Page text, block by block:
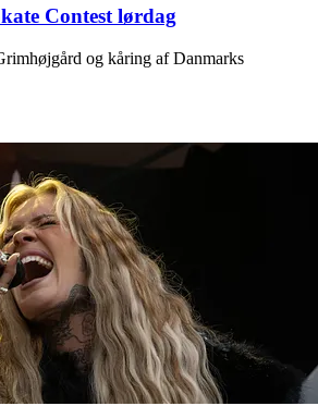
Contest lørdag
og kåring af Danmarks